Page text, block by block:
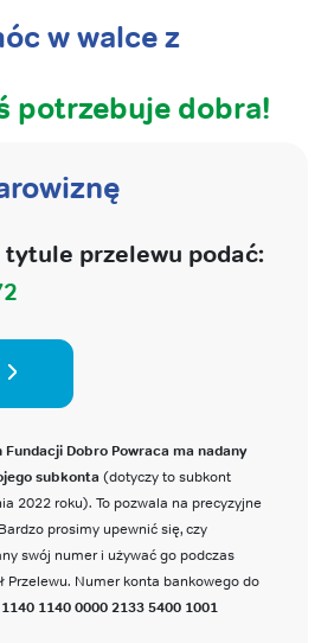
w walce z
potrzebuje dobra!
tytule przelewu podać:
Fundacji Dobro Powraca ma nadany
subkonta (dotyczy to subkont
2022 roku). To pozwala na precyzyjne
prosimy upewnić się, czy
swój numer i używać go podczas
Przelewu. Numer konta bankowego do
1140 0000 2133 5400 1001